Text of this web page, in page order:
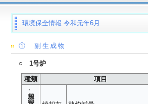
環境保全情報 令和元年6月
① 副生成物
○ 1号炉
種類 項目
焼却灰、飛灰の排出基準